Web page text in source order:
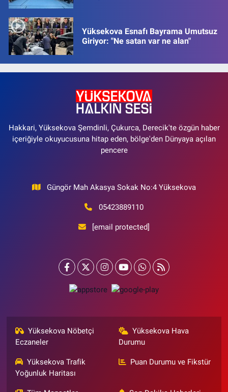
Yüksekova Esnafı Bayrama Umutsuz
Giriyor: "Ne satan var ne alan"
Hakkari, Yüksekova Şemdinli, Çukurca, Derecik'te özgün haber
içeriğiyle okuyucusuna hitap eden, bölge'den Dünyaya açılan
pencere
Güngör Mah Akasya Sokak No:4 Yüksekova
05423889110
[email protected]
Yüksekova Nöbetçi
Eczaneler
Yüksekova Hava
Durumu
Yüksekova Trafik
Yoğunluk Haritası
Puan Durumu ve Fikstür